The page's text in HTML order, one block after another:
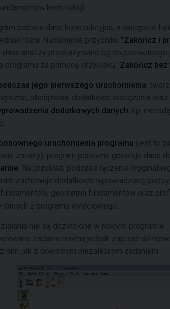
konstrukcji.
pobiera dane konstrukcyjne, a następnie
różni. Naciśnięcie przycisku "Zakończ i
dane analizy przekazywane są do
programu za pomocą przycisku "Zakończ
jego pierwszego uruchomienia,
obciążenia, dodatkowe obciążenia
dodatkowych danych, np.
uruchomienia programu (jest to
zmiany), program ponowne generuje dane
. Na przykład, podczas łączenia
zachowuje dodatkowo wprowadzoną
geometria fundamentów oraz
z programu wyjściowego.
nie są dozwolone w nowym
zadanie można jednak zapisać do
nim, jak z dowolnym niezależnym zadaniem.